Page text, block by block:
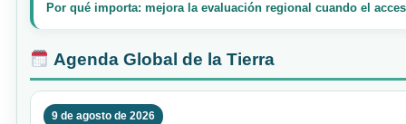
Por qué importa: mejora la evaluación regional cuando el
Agenda Global de la Tierra
9 de agosto de 2026